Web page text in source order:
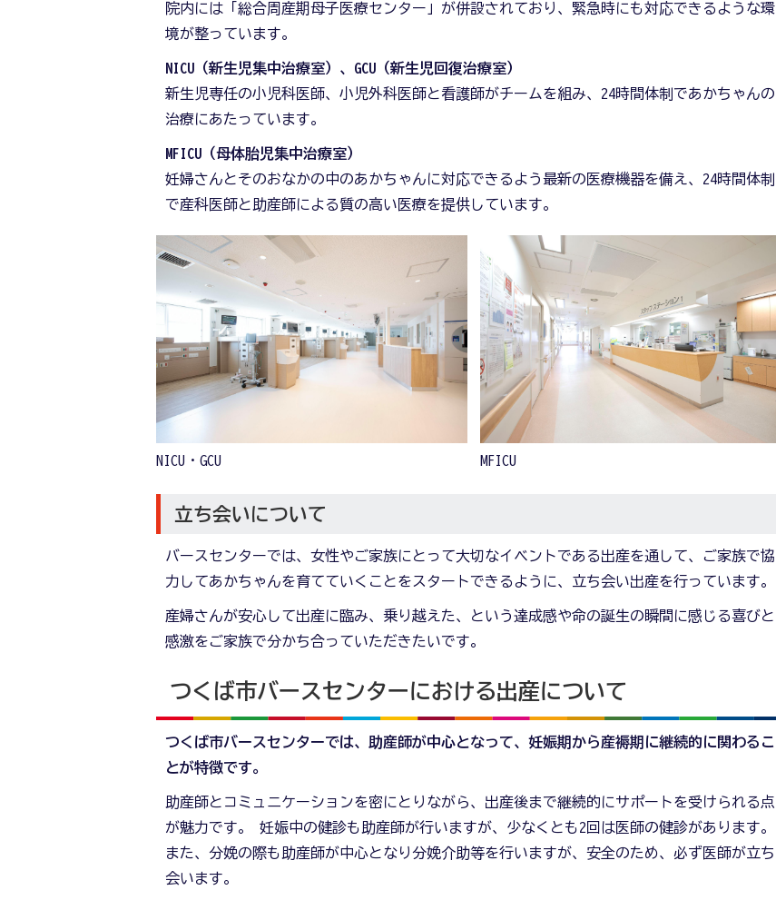
院内には「総合周産期母子医療センター」が併設されており、緊急時にも対応できるような環
境が整っています。
NICU（新生児集中治療室）、GCU（新生児回復治療室）
新生児専任の小児科医師、小児外科医師と看護師がチームを組み、24時間体制であかちゃんの
治療にあたっています。
MFICU（母体胎児集中治療室）
妊婦さんとそのおなかの中のあかちゃんに対応できるよう最新の医療機器を備え、24時間体制
で産科医師と助産師による質の高い医療を提供しています。
NICU・GCU MFICU
立ち会いについて
バースセンターでは、女性やご家族にとって大切なイベントである出産を通して、ご家族で協
力してあかちゃんを育てていくことをスタートできるように、立ち会い出産を行っています。
産婦さんが安心して出産に臨み、乗り越えた、という達成感や命の誕生の瞬間に感じる喜びと
感激をご家族で分かち合っていただきたいです。
つくば市バースセンターにおける出産について
つくば市バースセンターでは、助産師が中心となって、妊娠期から産褥期に継続的に関わるこ
とが特徴です。
助産師とコミュニケーションを密にとりながら、出産後まで継続的にサポートを受けられる点
が魅力です。 妊娠中の健診も助産師が行いますが、少なくとも2回は医師の健診があります。
また、分娩の際も助産師が中心となり分娩介助等を行いますが、安全のため、必ず医師が立ち
会います。